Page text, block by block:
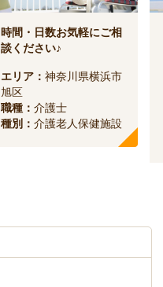
時間・日数お気軽にご相
談ください♪
エリア：神奈川県横浜市
旭区
職種：介護士
種別：介護老人保健施設